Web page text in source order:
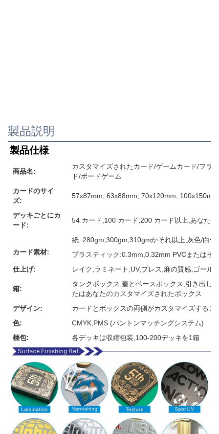
製品説明
製品仕様
商品名:
カスタマイズされたカード/ゲームカード/フラ
ド/ボードゲーム
カードのサイ
ズ:
57x87mm, 63x88mm, 70x120mm,
デッキごとにカ
ード:
54 カード,100 カード,200 カード以上,あなた
カード素材:
紙: 280gm,300gm,310gmかそれ以上,灰色/白
プラスティック:0.3mm,0.32mm PVCまたはそ
仕上げ:
レイク,ラミネート,UV,プレス,麻の質感,ゴール
箱:
タンクボックス,蓋とベースボックス,引き出し
たはあなたのカスタマイズされたボックス
デザイン:
カードとボックスの両側がカスタマイズするこ
色:
CMYK,PMS (パントンマッチングシステム)
梱包:
各デッキは収縮包装,100-200デッキを1箱